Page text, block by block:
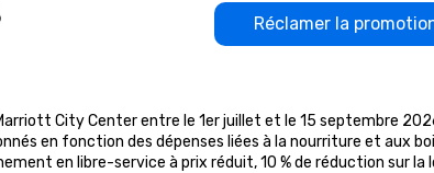
Réclamer la
City Center entre le 1er juillet et le 15 septembre
en fonction des dépenses liées à la nourriture et aux
en libre-service à prix réduit, 10 % de réduction sur